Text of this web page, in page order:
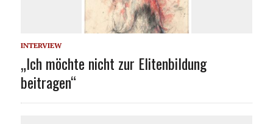
INTERVIEW
„Ich möchte nicht zur Elitenbildung
beitragen“